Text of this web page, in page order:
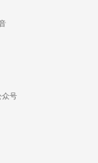
众号